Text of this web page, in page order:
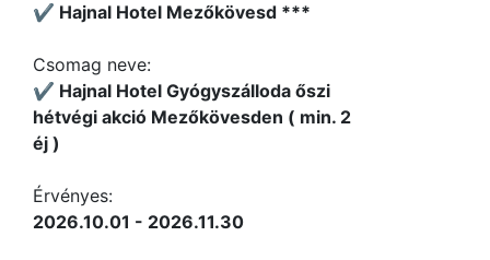
✔️ Hajnal Hotel Mezőkövesd ***
Csomag neve:
✔️ Hajnal Hotel Gyógyszálloda őszi
hétvégi akció Mezőkövesden ( min. 2
éj )
Érvényes:
2026.10.01 - 2026.11.30